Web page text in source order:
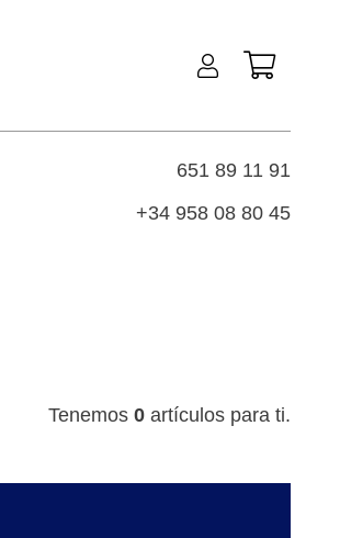
651 89 11 91
+34 958 08 80 45
Tenemos 0 artículos para ti.